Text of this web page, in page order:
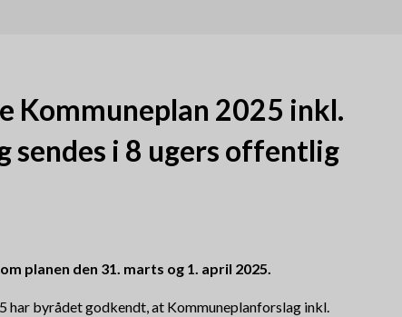
e
n
u
Kommuneplan 2025 inkl.
sendes i 8 ugers offentlig
planen den 31. marts og 1. april 2025.
har byrådet godkendt, at Kommuneplanforslag inkl.